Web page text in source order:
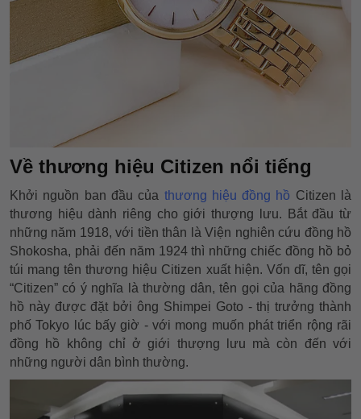
Về thương hiệu Citizen nổi tiếng
Khởi nguồn ban đầu của thương hiệu đồng hồ Citizen là
thương hiệu dành riêng cho giới thượng lưu. Bắt đầu từ
những năm 1918, với tiền thân là Viện nghiên cứu đồng hồ
Shokosha, phải đến năm 1924 thì những chiếc đồng hồ bỏ
túi mang tên thương hiệu Citizen xuất hiện. Vốn dĩ, tên gọi
“Citizen” có ý nghĩa là thường dân, tên gọi của hãng đồng
hồ này được đặt bởi ông Shimpei Goto - thị trưởng thành
phố Tokyo lúc bấy giờ - với mong muốn phát triển rộng rãi
đồng hồ không chỉ ở giới thượng lưu mà còn đến với
những người dân bình thường.